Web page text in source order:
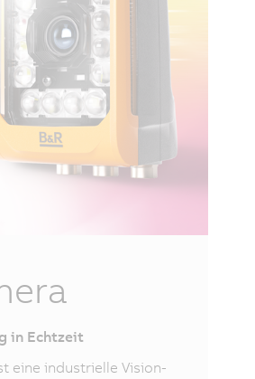
in Echtzeit
eine industrielle Vision-